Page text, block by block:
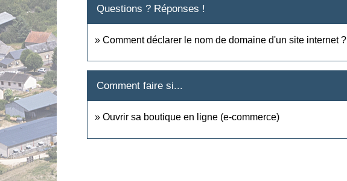
Questions ? Réponses !
Comment déclarer le nom de domaine d'un site internet ?
Comment faire si...
Ouvrir sa boutique en ligne (e-commerce)